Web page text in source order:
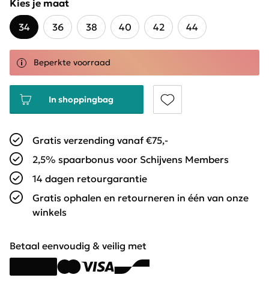
Kies je maat
34
36 38 40 42 44
Beperkte voorraad
In shoppingbag
Gratis verzending vanaf €75,-
2,5% spaarbonus voor Schijvens Members
14 dagen retourgarantie
Gratis ophalen en retourneren in één van onze
winkels
Betaal eenvoudig & veilig met